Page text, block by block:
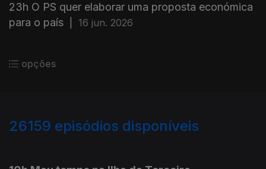
23h O PS quer elaborar uma proposta económica
para o país
16 jun. 2026
opções
26159 episódios disponíveis